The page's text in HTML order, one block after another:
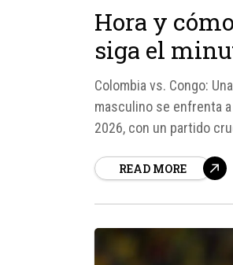
Hora y
siga el
Colombia vs. Congo:
masculino se enfrenta
2026, con un partido
READ MORE